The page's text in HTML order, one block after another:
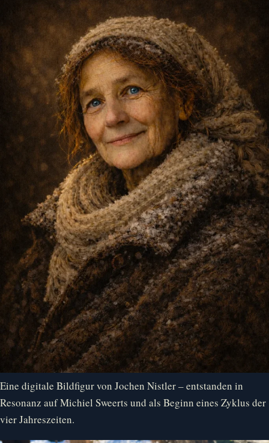
Eine digitale Bildfigur von Jochen Nistler – entstanden in
Resonanz auf Michiel Sweerts und als Beginn eines Zyklus der
vier Jahreszeiten.